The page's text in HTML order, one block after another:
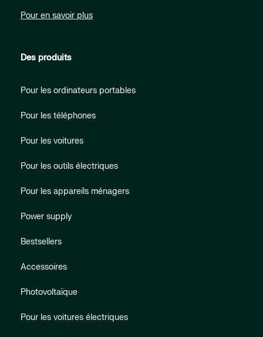
Pour en savoir plus
Des produits
Pour les ordinateurs portables
Pour les téléphones
Pour les voitures
Pour les outils électriques
Pour les appareils ménagers
Power supply
Bestsellers
Accessoires
Photovoltaïque
Pour les voitures électriques